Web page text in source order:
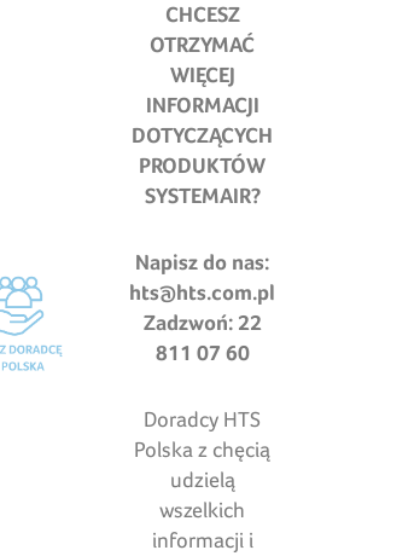
CHCESZ
OTRZYMAĆ
WIĘCEJ
INFORMACJI
DOTYCZĄCYCH
PRODUKTÓW
SYSTEMAIR?
Napisz do nas:
hts@hts.com.pl
Zadzwoń: 22
811 07 60
Doradcy HTS
Polska z chęcią
udzielą
wszelkich
informacji i